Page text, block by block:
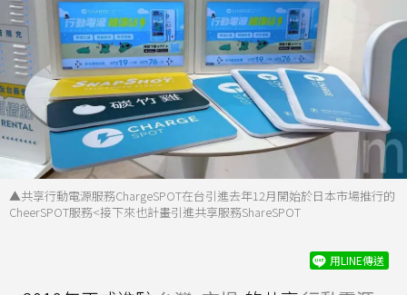
▲共享行動電源服務ChargeSPOT在台引進去年12月開始於日本市場推行的
CheerSPOT服務<接下來也計畫引進共享服務ShareSPOT
用LINE傳送